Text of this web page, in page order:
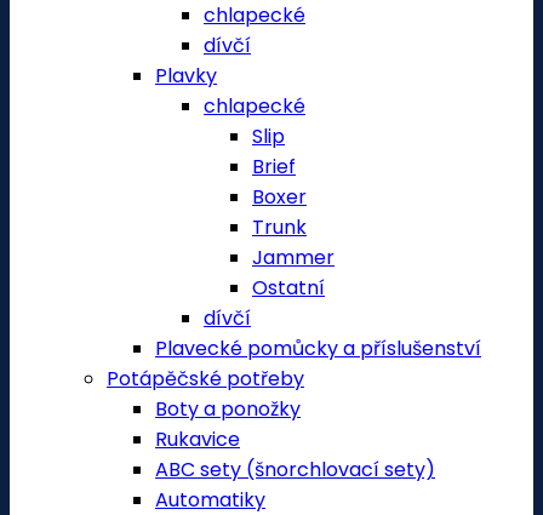
chlapecké
dívčí
Plavky
chlapecké
Slip
Brief
Boxer
Trunk
Jammer
Ostatní
dívčí
Plavecké pomůcky a příslušenství
Potápěčské potřeby
Boty a ponožky
Rukavice
ABC sety (šnorchlovací sety)
Automatiky